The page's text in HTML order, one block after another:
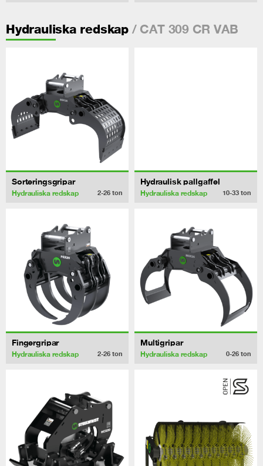
Hydrauliska redskap/ CAT 309 CR VAB
Sorteringsgripar
Hydrauliska redskap 2-26 ton
Hydraulisk pallgaffel
Hydrauliska redskap 10-33 ton
Fingergripar
Hydrauliska redskap 2-26 ton
Multigripar
Hydrauliska redskap 0-26 ton